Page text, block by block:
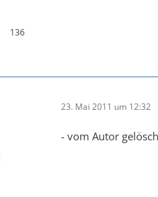
136
23. Mai 2011 um 12:32
- vom Autor